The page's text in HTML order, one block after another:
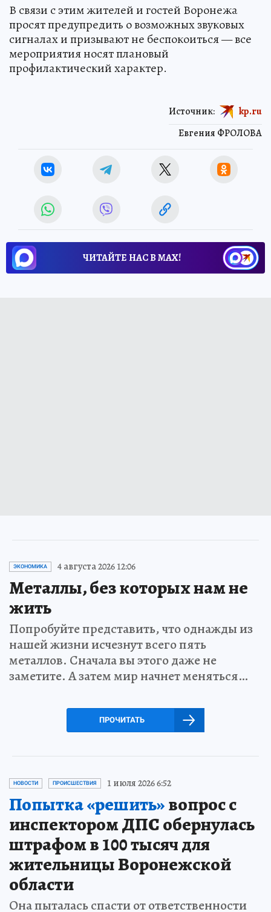
В связи с этим жителей и гостей Воронежа
просят предупредить о возможных звуковых
сигналах и призывают не беспокоиться — все
мероприятия носят плановый
профилактический характер.
Евгения ФРОЛОВА
Источник: kp.ru
ЧИТАЙТЕ НАС В МАХ!
ЭКОНОМИКА 4 августа 2026 12:06
Металлы, без которых нам не
жить
Попробуйте представить, что однажды из
нашей жизни исчезнут всего пять
металлов. Сначала вы этого даже не
заметите. А затем мир начнет меняться…
ПРОЧИТАТЬ
НОВОСТИ ПРОИСШЕСТВИЯ 1 июля 2026 6:52
Попытка «решить»вопрос с
инспектором ДПС обернулась
штрафом в 100 тысяч для
жительницы Воронежской
области
Она пыталась спасти от ответственности